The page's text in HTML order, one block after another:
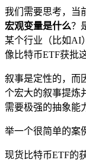
我们需要思考，当
宏观变量是什么？
某个行业（比如AI
像比特币ETF获批
叙事是定性的，而
个宏大的叙事提炼
需要极强的抽象能
举一个很简单的案
现货比特币ETF的